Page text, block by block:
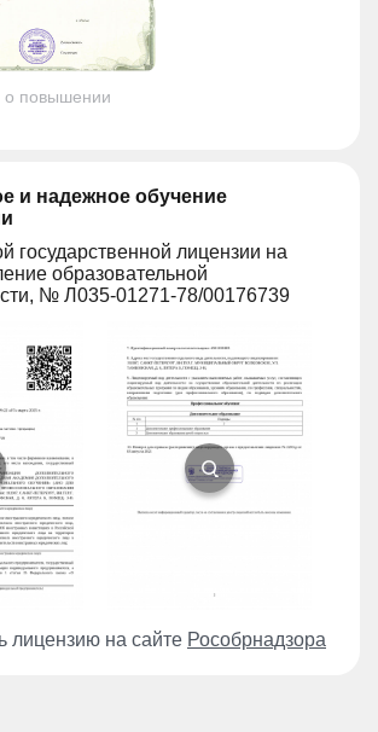
о повышении
и надежное обучение
государственной лицензии на
образовательной
№ Л035-01271-78/00176739
лицензию на сайте Рособрнадзора